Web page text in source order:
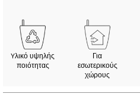
Yλικό υψηλής
ποιότητας
Για
εσωτερικούς
χώρους